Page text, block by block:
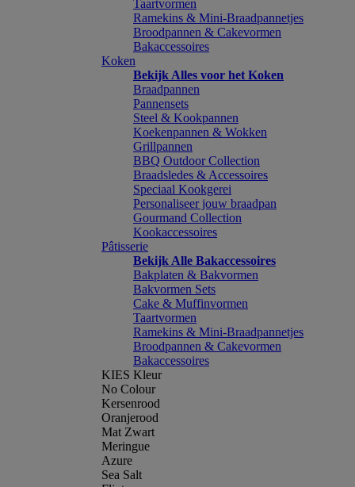
Taartvormen
Ramekins & Mini-Braadpannetjes
Broodpannen & Cakevormen
Bakaccessoires
Koken
Bekijk Alles voor het Koken
Braadpannen
Pannensets
Steel & Kookpannen
Koekenpannen & Wokken
Grillpannen
BBQ Outdoor Collection
Braadsledes & Accessoires
Speciaal Kookgerei
Personaliseer jouw braadpan
Gourmand Collection
Kookaccessoires
Pâtisserie
Bekijk Alle Bakaccessoires
Bakplaten & Bakvormen
Bakvormen Sets
Cake & Muffinvormen
Taartvormen
Ramekins & Mini-Braadpannetjes
Broodpannen & Cakevormen
Bakaccessoires
KIES Kleur
No Colour
Kersenrood
Oranjerood
Mat Zwart
Meringue
Azure
Sea Salt